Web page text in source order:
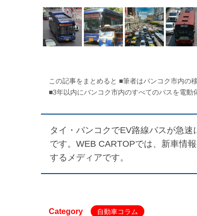
この記事をまとめると ■筆者はバンコク市内の
■3年以内にバンコク市内のすべてのバスを電動
タイ・バンコクでEV路線バスが急速
です。WEB CARTOPでは、新車情
するメディアです。
Category 自動車コラム